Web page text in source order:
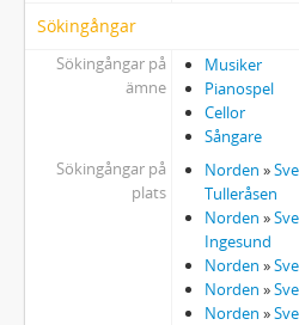
Sökingångar
Sökingångar på
ämne
Musiker
Pianospel
Cellor
Sångare
Sökingångar på
plats
Norden »
Tulleråsen
Norden »
Ingesund
Norden »
Norden »
Norden »